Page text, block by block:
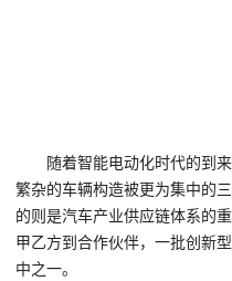
随着智能电动化时代的到
繁杂的车辆构造被更为集中的
的则是汽车产业供应链体系的
甲乙方到合作伙伴，一批创新
中之一。